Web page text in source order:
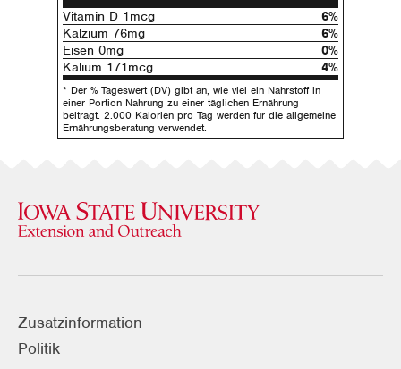
Vitamin D 1mcg
6%
Kalzium 76mg
6%
Eisen 0mg
0%
Kalium 171mcg
4%
* Der % Tageswert (DV) gibt an, wie viel ein Nährstoff in
einer Portion Nahrung zu einer täglichen Ernährung
beiträgt. 2.000 Kalorien pro Tag werden für die allgemeine
Ernährungsberatung verwendet.
Zusatzinformation
Politik